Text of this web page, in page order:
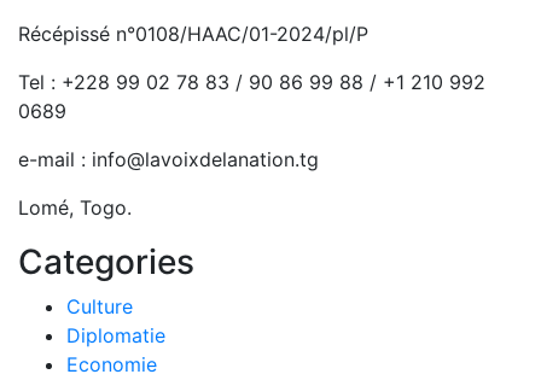
Récépissé n°0108/HAAC/01-2024/pl/P
Tel : +228 99 02 78 83 / 90 86 99 88 / +1 210 992
0689
e-mail : info@lavoixdelanation.tg
Lomé, Togo.
Categories
Culture
Diplomatie
Economie